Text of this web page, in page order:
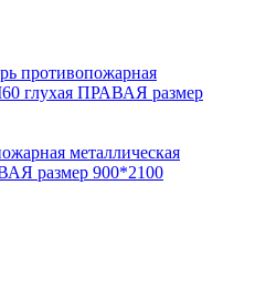
металлическая
размер 900*2100